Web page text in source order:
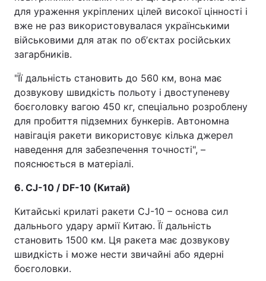
для ураження укріплених цілей високої цінності і
вже не раз використовувалася українськими
військовими для атак по обʼєктах російських
загарбників.
"Її дальність становить до 560 км, вона має
дозвукову швидкість польоту і двоступеневу
боєголовку вагою 450 кг, спеціально розроблену
для пробиття підземних бункерів. Автономна
навігація ракети використовує кілька джерел
наведення для забезпечення точності", –
пояснюється в матеріалі.
6. CJ-10 / DF-10 (Китай)
Китайські крилаті ракети CJ-10 – основа сил
дальнього удару армії Китаю. Її дальність
становить 1500 км. Ця ракета має дозвукову
швидкість і може нести звичайні або ядерні
боєголовки.